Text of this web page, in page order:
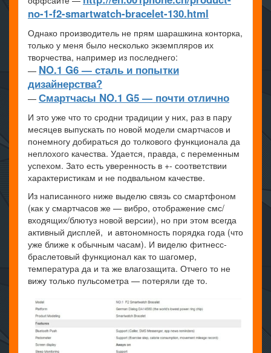
no-1-f2-smartwatch-bracelet-130.html
Однако производитель не прям шарашкина конторка,
только у меня было несколько экземпляров их
творчества, например из последнего:
— NO.1 G6 — сталь и попытки
дизайнерства?
— Смартчасы NO.1 G5 — почти отлично
И это уже что то сродни традиции у них, раз в пару
месяцев выпускать по новой модели смартчасов и
понемногу добираться до толкового функционала да
неплохого качества. Удается, правда, с переменным
успехом. Зато есть уверенность в +- соответствии
характеристикам и не подвальном качестве.
Из написанного ниже выделю связь со смартфоном
(как у смартчасов же — вибро, отображение смс/
входящих/блютуз новой версии), но при этом всегда
активный дисплей, и автономность порядка года (что
уже ближе к обычным часам). И виделю фитнесс-
браслетовый функционал как то шагомер,
температура да и та же влагозащита. Отчего то не
вижу только пульсометра — потеряли где то.